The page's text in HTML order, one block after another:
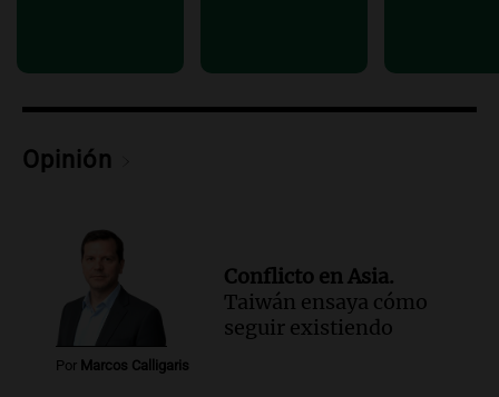
Luis Juez cuestionó la polémica
relato mentiroso"
Episodios
Opinión
Por Marcos Calligaris
Conflicto en Asia.
Taiwán ensaya cómo
seguir existiendo